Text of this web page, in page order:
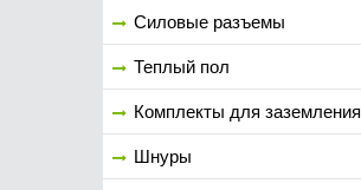
Силовые разъемы
Теплый пол
Комплекты для заземления
Шнуры